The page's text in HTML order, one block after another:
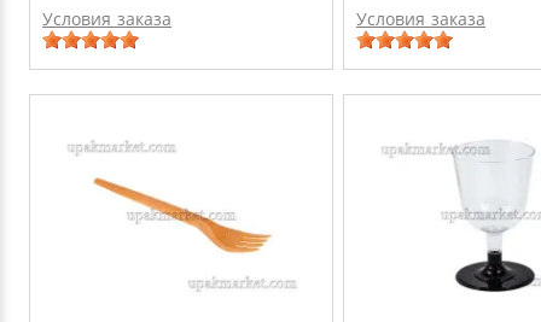
Условия заказа Условия заказа